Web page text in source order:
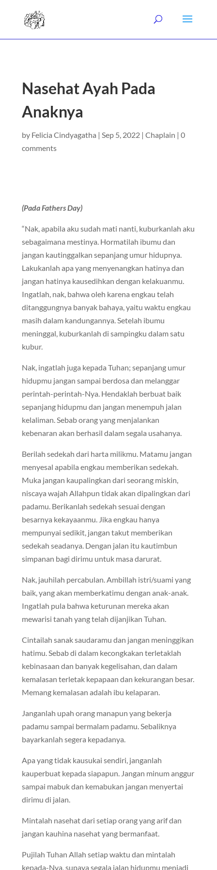
Nasehat Ayah Pada
Anaknya
by Felicia Cindyagatha | Sep 5, 2022| Chaplain | 0
comments
(Pada Fathers Day)
“Nak, apabila aku sudah mati nanti, kuburkanlah aku
sebagaimana mestinya. Hormatilah ibumu dan
jangan kautinggalkan sepanjang umur hidupnya.
Lakukanlah apa yang menyenangkan hatinya dan
jangan hatinya kausedihkan dengan kelakuanmu.
Ingatlah, nak, bahwa oleh karena engkau telah
ditanggungnya banyak bahaya, yaitu waktu engkau
masih dalam kandungannya. Setelah ibumu
meninggal, kuburkanlah di sampingku dalam satu
kubur.
Nak, ingatlah juga kepada Tuhan; sepanjang umur
hidupmu jangan sampai berdosa dan melanggar
perintah-perintah-Nya. Hendaklah berbuat baik
sepanjang hidupmu dan jangan menempuh jalan
kelaliman. Sebab orang yang menjalankan
kebenaran akan berhasil dalam segala usahanya.
Berilah sedekah dari harta milikmu. Matamu jangan
menyesal apabila engkau memberikan sedekah.
Muka jangan kaupalingkan dari seorang miskin,
niscaya wajah Allahpun tidak akan dipalingkan dari
padamu. Berikanlah sedekah sesuai dengan
besarnya kekayaanmu. Jika engkau hanya
mempunyai sedikit, jangan takut memberikan
sedekah seadanya. Dengan jalan itu kautimbun
simpanan bagi dirimu untuk masa darurat.
Nak, jauhilah percabulan. Ambillah istri/suami yang
baik, yang akan memberkatimu dengan anak-anak.
Ingatlah pula bahwa keturunan mereka akan
mewarisi tanah yang telah dijanjikan Tuhan.
Cintailah sanak saudaramu dan jangan meninggikan
hatimu. Sebab di dalam kecongkakan terletaklah
kebinasaan dan banyak kegelisahan, dan dalam
kemalasan terletak kepapaan dan kekurangan besar.
Memang kemalasan adalah ibu kelaparan.
Janganlah upah orang manapun yang bekerja
padamu sampai bermalam padamu. Sebaliknya
bayarkanlah segera kepadanya.
Apa yang tidak kausukai sendiri, janganlah
kauperbuat kepada siapapun. Jangan minum anggur
sampai mabuk dan kemabukan jangan menyertai
dirimu di jalan.
Mintalah nasehat dari setiap orang yang arif dan
jangan kauhina nasehat yang bermanfaat.
Pujilah Tuhan Allah setiap waktu dan mintalah
kepada-Nya, supaya segala jalan hidupmu menjadi